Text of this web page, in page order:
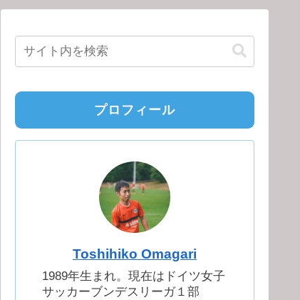
プロフィール
Toshihiko Omagari
1989年生まれ。現在はドイツ女子
サッカーブンデスリーガ１部